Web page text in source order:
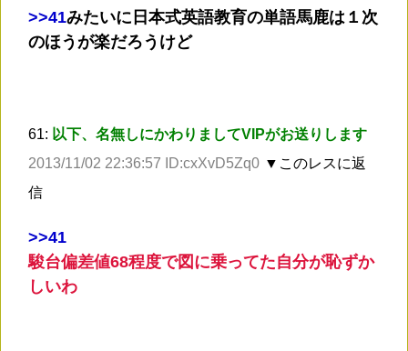
>>41みたいに日本式英語教育の単語馬鹿は１次
のほうが楽だろうけど
61: 以下、名無しにかわりましてVIPがお送りします
2013/11/02 22:36:57 ID:cxXvD5Zq0 ▼このレスに返
信
>>41
駿台偏差値68程度で図に乗ってた自分が恥ずか
しいわ